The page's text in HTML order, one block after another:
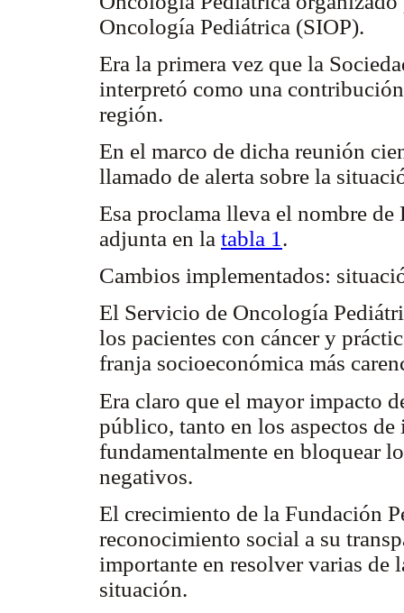
Oncología Pediátrica (SIOP).
Era la primera vez que la
interpretó como una
región.
En el marco de dicha reunión
llamado de alerta sobre la
Esa proclama lleva el nombre
adjunta en la tabla 1 .
Cambios implementados:
El Servicio de Oncología
los pacientes con cáncer y
franja socioeconómica más
Era claro que el mayor impacto
público, tanto en los aspectos
fundamentalmente en bloquear
negativos.
El crecimiento de la Fundación
reconocimiento social a su
importante en resolver varias de
situación.